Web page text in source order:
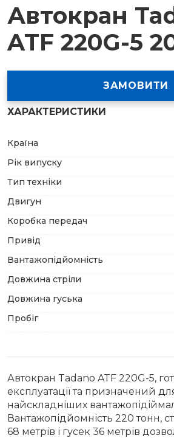
Автокран
ATF 220G-5
ЗАМОВИТИ
ХАРАКТЕРИСТИКИ
Країна
Рік випуску
Тип техніки
Двигун
Коробка передач
Привід
Вантажопідйомність
Довжина стріли
Довжина гуська
Пробіг
Автокран Tadano ATF 220G-5,
експлуатації та призначений
найскладніших
Вантажопідйомність 220 тонн,
68 метрів і гусек 36 метрів